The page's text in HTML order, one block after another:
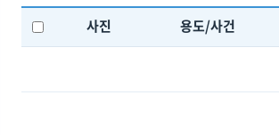
사진 용도/사건